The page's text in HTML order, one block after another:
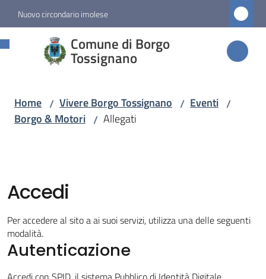
Vai al contenuto
Vai alla navigazione
Vai al footer
Nuovo circondario imolese
Comune di Borgo
Tossignano
Comune di
Borgo
Amministrazione
Servizi
Vivere
Borgo
Home / Vivere Borgo Tossignano / Eventi /
Borgo & Motori / Allegati
Accedi
Per accedere al sito a ai suoi servizi, utilizza una delle seguenti
modalità.
Autenticazione